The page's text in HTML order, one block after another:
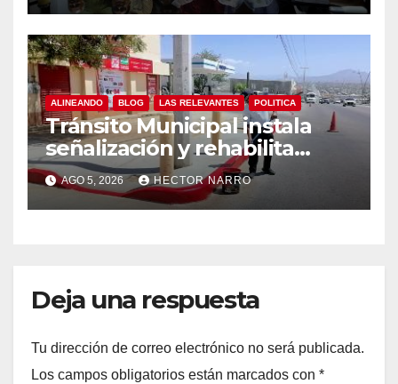
ALINEANDO BLOG LAS RELEVANTES POLITICA
Tránsito Municipal instala
señalización y rehabilita
cruces peatonales en Los
Cabos
AGO 5, 2026 HECTOR NARRO
Deja una respuesta
Tu dirección de correo electrónico no será publicada.
Los campos obligatorios están marcados con *